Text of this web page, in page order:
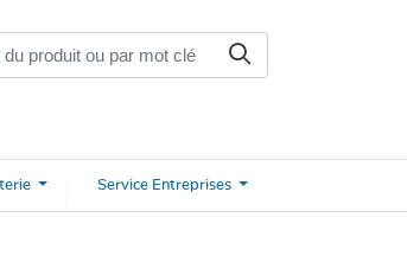
Service Entreprises